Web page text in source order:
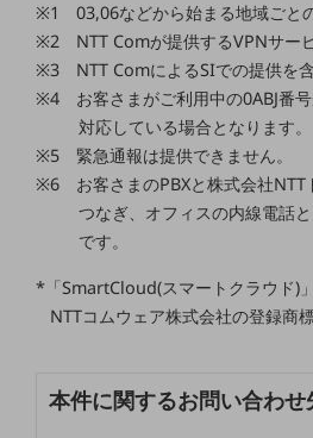
ドコモBiz データ無制限 ドコモ MAX ド
ケータイプラン
5Gデータプラス
データプラス
IoT向け回線料金
home5Gプラン
モバイルサービス
端末の一元管理
セキュリティ
回線・ネットワーク
※1 03,06などから始まる地域ごとの
※2 NTT Comが提供するVPNサービ
※3 NTT ComによるSIでの提供を含
※4 お客さまがご利用中の0ABJ番
対応している場合となります。
※5 緊急通報は提供できません。
※6 お客さまのPBXと株式会社NTT
つなぎ、オフィスの内線電話
です。
*「SmartCloud(スマートクラウド)
NTTコムウェア株式会社の登録商標
本件に関するお問い合わせ